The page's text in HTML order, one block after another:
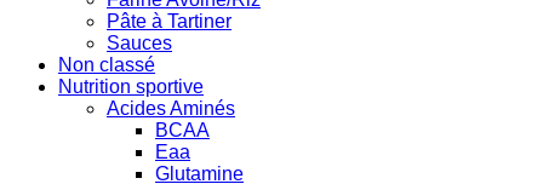
Pâte à Tartiner
Sauces
Non classé
Nutrition sportive
Acides Aminés
BCAA
Eaa
Glutamine